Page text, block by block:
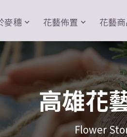
麥穗 花藝佈置 花藝
高雄花
Flower